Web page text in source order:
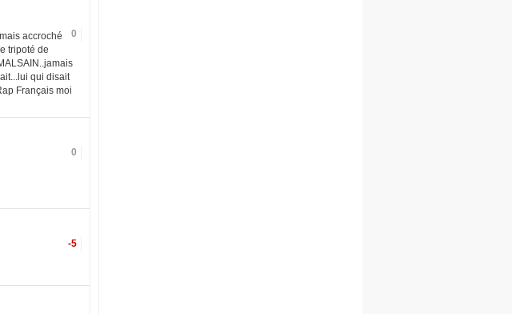
0
accroché
tripoté de
qui disait
Français moi
0
-5